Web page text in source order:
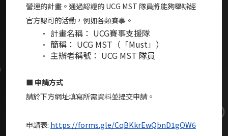
營運的計畫。通過認證的 UCG MST 隊員將能夠舉辦經
官方認可的活動，例如各類賽事。
計畫名稱： UCG賽事支援隊
簡稱： UCG MST（「Must」）
主辦者稱號： UCG MST 隊員
■ 申請方式
請於下方網址填寫所需資料並提交申請。
申請表: https://forms.gle/CqBKkrEwQbnD1gQW6